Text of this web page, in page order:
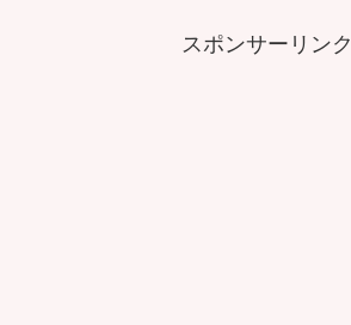
スポンサーリンク